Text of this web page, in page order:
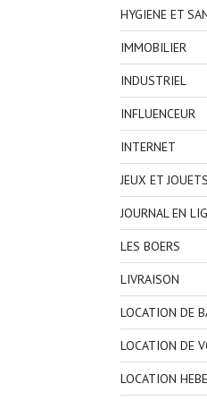
HYGIENE ET
IMMOBILIER
INDUSTRIEL
INFLUENCEUR
INTERNET
JEUX ET JOUETS
JOURNAL EN
LES BOERS
LIVRAISON
LOCATION DE
LOCATION DE
LOCATION